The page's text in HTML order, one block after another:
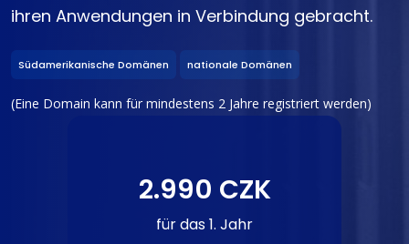
ihren Anwendungen in Verbindung gebracht.
Südamerikanische Domänen nationale Domänen
(Eine Domain kann für mindestens 2 Jahre registriert werden)
2.990 CZK
für das 1. Jahr